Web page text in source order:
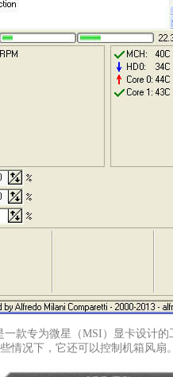
一款专为微星（MSI）显卡设计
情况下，它还可以控制机箱风扇。